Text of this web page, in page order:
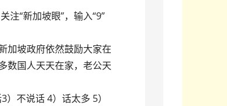
注“新加坡眼”，输入“9”
加坡政府依然鼓励大家在
数国人天天在家，老公天
不说话 4）话太多 5）